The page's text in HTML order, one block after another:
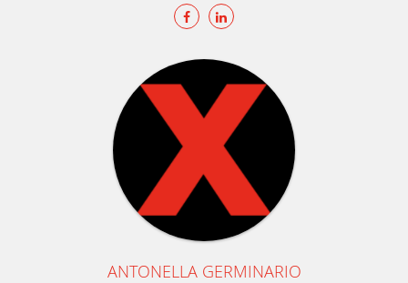
ANTONELLA GERMINARIO